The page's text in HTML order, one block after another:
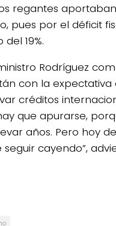
regantes aportaban
pues por el déficit
19%.
Rodríguez
con la expectativa
créditos
que apurarse,
años. Pero hoy
cayendo”,